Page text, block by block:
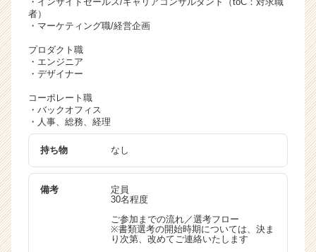
者）
・マーケティング職/経営企画
プロダクト職
・エンジニア
・デザイナー
コーポレート職
・バックオフィス
・人事、総務、経理
持ち物 なし
備考
定員
30名程度
ご参加までの流れ／選考フロー
※書類選考の開始時期については、決ま
り次第、改めてご連絡いたします